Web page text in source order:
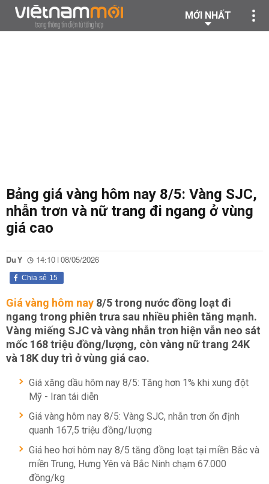
MỚI NHẤT
Bảng giá vàng hôm nay 8/5: Vàng SJC,
nhẫn trơn và nữ trang đi ngang ở vùng
giá cao
Du Y 14:10 | 08/05/2026
15
Chia sẻ
Giá vàng hôm nay 8/5 trong nước đồng loạt đi
ngang trong phiên trưa sau nhiều phiên tăng mạnh.
Vàng miếng SJC và vàng nhẫn trơn hiện vẫn neo sát
mốc 168 triệu đồng/lượng, còn vàng nữ trang 24K
và 18K duy trì ở vùng giá cao.
Giá xăng dầu hôm nay 8/5: Tăng hơn 1% khi xung đột
Mỹ - Iran tái diễn
Giá vàng hôm nay 8/5: Vàng SJC, nhẫn trơn ổn định
quanh 167,5 triệu đồng/lượng
Giá heo hơi hôm nay 8/5 tăng đồng loạt tại miền Bắc và
miền Trung, Hưng Yên và Bắc Ninh chạm 67.000
đồng/kg